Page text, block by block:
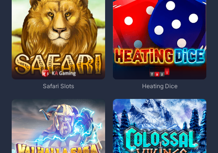
Safari Slots Heating Dice